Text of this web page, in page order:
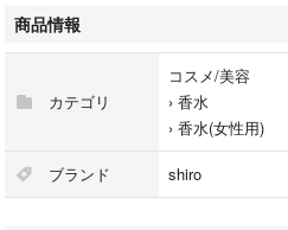
現品のボトルにつきましては小さな傷
気になる方がおられましたら写真を追
ますのでお教え下さい🙇🏻‍♂️
現状のままのご購入検討のお客様はコ
です☺️
商品情報
カテゴリ
コスメ/美容
› 香水
› 香水(女性用)
ブランド shiro